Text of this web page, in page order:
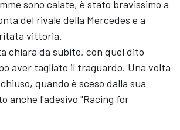
sono calate, è stato bravissimo a
del rivale della Mercedes e a
vittoria.
chiara da subito, con quel dito
aver tagliato il traguardo. Una volta
quando è sceso dalla sua
anche l'adesivo "Racing for